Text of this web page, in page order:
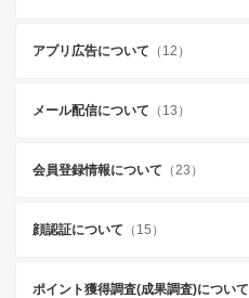
アプリ広告について （12）
メール配信について （13）
会員登録情報について （23）
顔認証について （15）
ポイント獲得調査(成果調査)について